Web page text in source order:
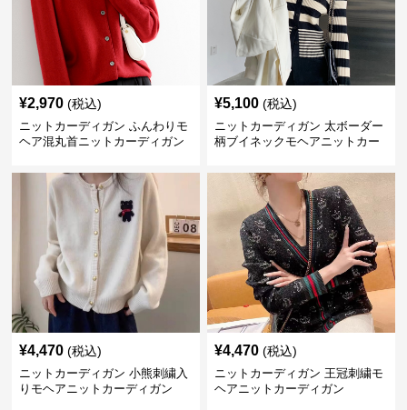
¥2,970 (税込)
ニットカーディガン ふんわりモ
ヘア混丸首ニットカーディガン
¥5,100 (税込)
ニットカーディガン 太ボーダー
柄ブイネックモヘアニットカー
¥4,470 (税込)
ニットカーディガン 小熊刺繍入
りモヘアニットカーディガン
¥4,470 (税込)
ニットカーディガン 王冠刺繍モ
ヘアニットカーディガン